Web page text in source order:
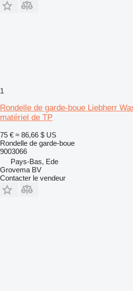
1
Rondelle de garde-boue Liebherr
matériel de TP
75 € ≈ 86,66 $ US
Rondelle de garde-boue
9003066
Pays-Bas, Ede
Grovema BV
Contacter le vendeur